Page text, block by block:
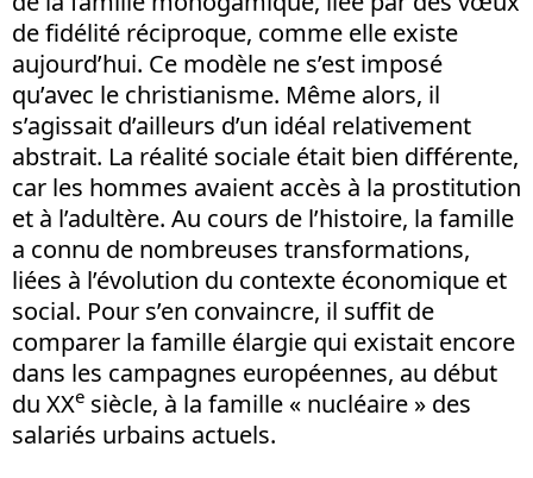
de fidélité réciproque, comme elle existe
aujourd’hui. Ce modèle ne s’est imposé
qu’avec le christianisme. Même alors, il
s’agissait d’ailleurs d’un idéal relativement
abstrait. La réalité sociale était bien différente,
car les hommes avaient accès à la prostitution
et à l’adultère. Au cours de l’histoire, la famille
a connu de nombreuses transformations,
liées à l’évolution du contexte économique et
social. Pour s’en convaincre, il suffit de
comparer la famille élargie qui existait encore
dans les campagnes européennes, au début
du XXe siècle, à la famille « nucléaire » des
salariés urbains actuels.